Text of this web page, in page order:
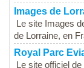
Images de
Le site Images
de Lorraine, en
Royal Parc
Le site officiel